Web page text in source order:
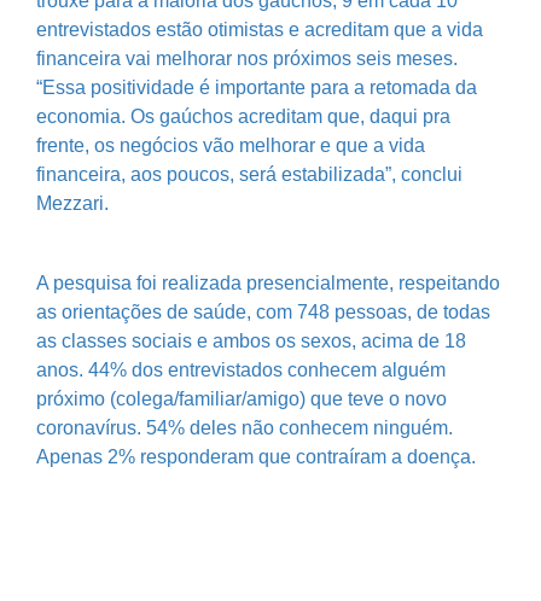
entrevistados estão otimistas e acreditam que a vida
financeira vai melhorar nos próximos seis meses.
“Essa positividade é importante para a retomada da
economia. Os gaúchos acreditam que, daqui pra
frente, os negócios vão melhorar e que a vida
financeira, aos poucos, será estabilizada”, conclui
Mezzari.
A pesquisa foi realizada presencialmente, respeitando
as orientações de saúde, com 748 pessoas, de todas
as classes sociais e ambos os sexos, acima de 18
anos. 44% dos entrevistados conhecem alguém
próximo (colega/familiar/amigo) que teve o novo
coronavírus. 54% deles não conhecem ninguém.
Apenas 2% responderam que contraíram a doença.